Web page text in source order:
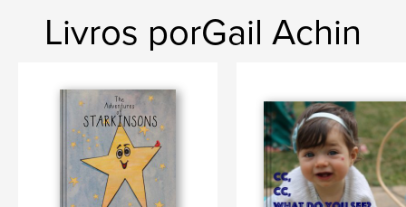
Livros porGail Achin